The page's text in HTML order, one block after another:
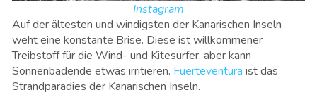
Instagram
Auf der ältesten und windigsten der Kanarischen Inseln
weht eine konstante Brise. Diese ist willkommener
Treibstoff für die Wind- und Kitesurfer, aber kann
Sonnenbadende etwas irritieren. Fuerteventura ist das
Strandparadies der Kanarischen Inseln.